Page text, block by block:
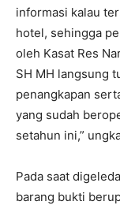
informasi kalau
hotel, sehingga
oleh Kasat Res
SH MH langsung
penangkapan
yang sudah
setahun ini,”
Pada saat
barang bukti